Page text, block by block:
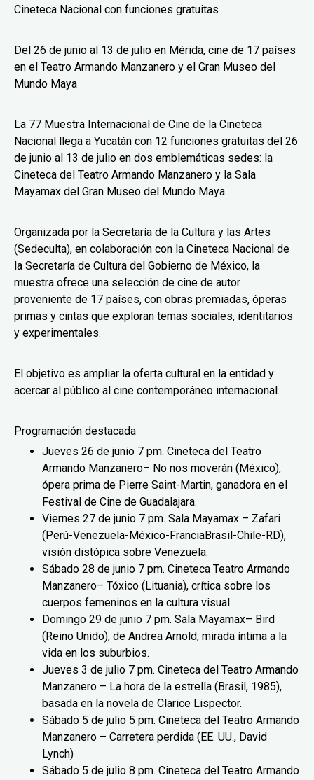
Cineteca Nacional con funciones gratuitas
Del 26 de junio al 13 de julio en Mérida, cine de 17 países
en el Teatro Armando Manzanero y el Gran Museo del
Mundo Maya
La 77 Muestra Internacional de Cine de la Cineteca
Nacional llega a Yucatán con 12 funciones gratuitas del 26
de junio al 13 de julio en dos emblemáticas sedes: la
Cineteca del Teatro Armando Manzanero y la Sala
Mayamax del Gran Museo del Mundo Maya.
Organizada por la Secretaría de la Cultura y las Artes
(Sedeculta), en colaboración con la Cineteca Nacional de
la Secretaría de Cultura del Gobierno de México, la
muestra ofrece una selección de cine de autor
proveniente de 17 países, con obras premiadas, óperas
primas y cintas que exploran temas sociales, identitarios
y experimentales.
El objetivo es ampliar la oferta cultural en la entidad y
acercar al público al cine contemporáneo internacional.
Programación destacada
Jueves 26 de junio 7 pm. Cineteca del Teatro
Armando Manzanero– No nos moverán (México),
ópera prima de Pierre Saint-Martin, ganadora en el
Festival de Cine de Guadalajara.
Viernes 27 de junio 7 pm. Sala Mayamax – Zafari
(Perú-Venezuela-México-FranciaBrasil-Chile-RD),
visión distópica sobre Venezuela.
Sábado 28 de junio 7 pm. Cineteca Teatro Armando
Manzanero– Tóxico (Lituania), crítica sobre los
cuerpos femeninos en la cultura visual.
Domingo 29 de junio 7 pm. Sala Mayamax– Bird
(Reino Unido), de Andrea Arnold, mirada íntima a la
vida en los suburbios.
Jueves 3 de julio 7 pm. Cineteca del Teatro Armando
Manzanero – La hora de la estrella (Brasil, 1985),
basada en la novela de Clarice Lispector.
Sábado 5 de julio 5 pm. Cineteca del Teatro Armando
Manzanero – Carretera perdida (EE. UU., David
Lynch)
Sábado 5 de julio 8 pm. Cineteca del Teatro Armando